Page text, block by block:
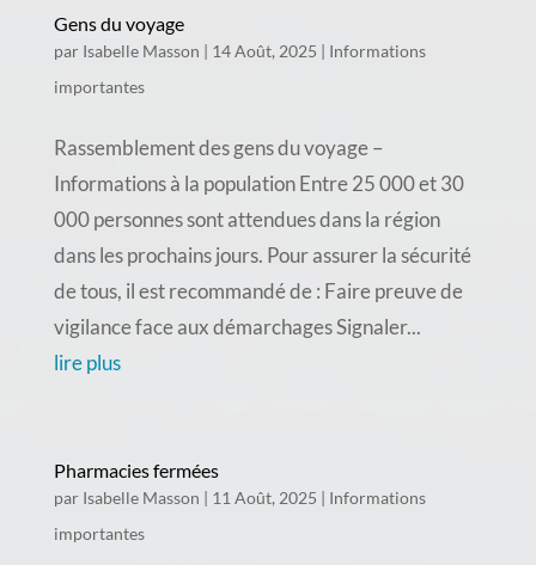
Gens du voyage
par Isabelle Masson | 14 Août, 2025 | Informations
importantes
Rassemblement des gens du voyage –
Informations à la population Entre 25 000 et 30
000 personnes sont attendues dans la région
dans les prochains jours. Pour assurer la sécurité
de tous, il est recommandé de : Faire preuve de
vigilance face aux démarchages Signaler...
lire plus
Pharmacies fermées
par Isabelle Masson | 11 Août, 2025 | Informations
importantes